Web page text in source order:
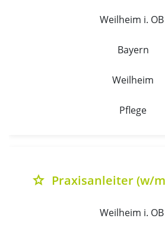
Weilheim i. OB
Bayern
Weilheim
Pflege
grade Praxisanleiter (w/
Weilheim i. OB